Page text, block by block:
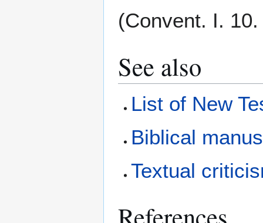
(Convent. I.
See also
List of New
Biblical
Textual